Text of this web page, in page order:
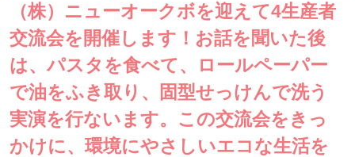
（株）ニューオークボを迎えて4生産者
交流会を開催します！お話を聞いた後
は、パスタを食べて、ロールペーパー
で油をふき取り、固型せっけんで洗う
実演を行ないます。この交流会をきっ
かけに、環境にやさしいエコな生活を